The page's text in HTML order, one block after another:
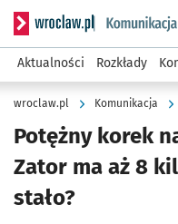
Serwis informacyjny
Aktualności Rozkłady
wroclaw.pl Komunikacja
Potężny korek
Zator ma aż 8
stało?